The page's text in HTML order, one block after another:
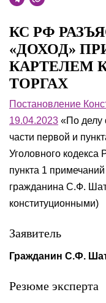
КС РФ
«ДОХОД»
КАРТЕЛЕМ
ТОРГАХ
Постановление
19.04.2023 «По делу
части первой и
Уголовного кодекса
пункта 1
гражданина С.Ф.
конституционными)
Заявитель
Гражданин С.Ф.
Резюме эксперта